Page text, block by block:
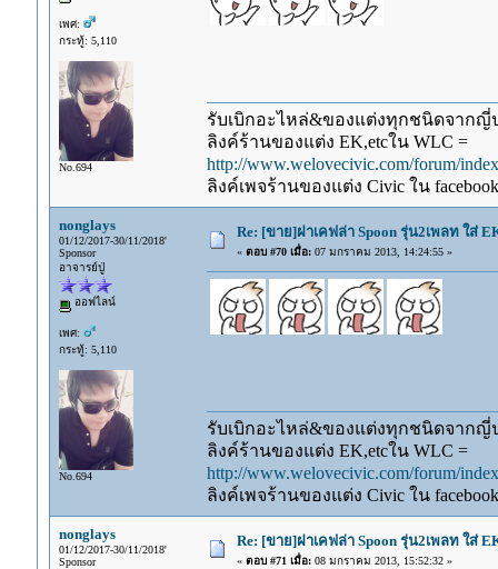
เพศ:
กระทู้: 5,110
No.694
รับเบิกอะไหล่&ของแต่งทุกชนิดจากญี่
ลิงค์ร้านของแต่ง EK,etcใน WLC =
http://www.welovecivic.com/forum/
ลิงค์เพจร้านของแต่ง Civic ใน
nonglays
01/12/2017-30/11/2018'
Sponsor
อาจารย์ปู่
ออฟไลน์
เพศ:
กระทู้: 5,110
No.694
Re: [ขาย]ฝาเคฟล่า Spoon รุ่น2เพลท ใส่
« ตอบ #70 เมื่อ:07 มกราคม 2013, 14:24:55 »
รับเบิกอะไหล่&ของแต่งทุกชนิดจากญี่
ลิงค์ร้านของแต่ง EK,etcใน WLC =
http://www.welovecivic.com/forum/
ลิงค์เพจร้านของแต่ง Civic ใน
nonglays
01/12/2017-30/11/2018'
Sponsor
Re: [ขาย]ฝาเคฟล่า Spoon รุ่น2เพลท ใส่
« ตอบ #71 เมื่อ:08 มกราคม 2013, 15:52:32 »